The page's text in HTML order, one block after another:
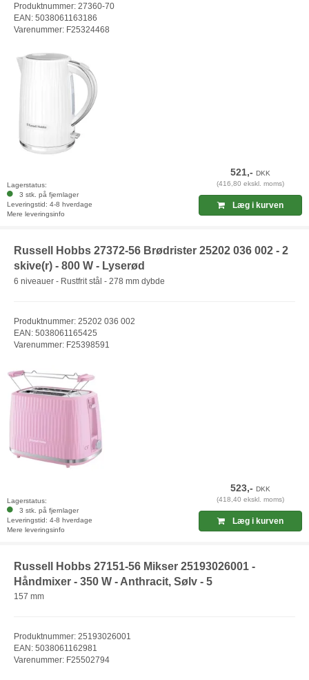
Produktnummer: 27360-70
EAN: 5038061163186
Varenummer: F25324468
Lagerstatus:
3 stk. på fjernlager
Leveringstid: 4-8 hverdage
Mere leveringsinfo
521,-DKK
(416,80 ekskl. moms)
Læg i kurven
Russell Hobbs 27372-56 Brødrister 25202 036 002 - 2
skive(r) - 800 W - Lyserød
6 niveauer - Rustfrit stål - 278 mm dybde
Produktnummer: 25202 036 002
EAN: 5038061165425
Varenummer: F25398591
Lagerstatus:
3 stk. på fjernlager
Leveringstid: 4-8 hverdage
Mere leveringsinfo
523,-DKK
(418,40 ekskl. moms)
Læg i kurven
Russell Hobbs 27151-56 Mikser 25193026001 -
Håndmixer - 350 W - Anthracit, Sølv - 5
157 mm
Produktnummer: 25193026001
EAN: 5038061162981
Varenummer: F25502794